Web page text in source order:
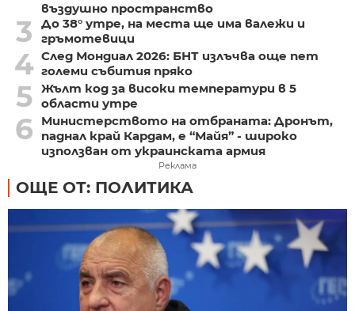
въздушно пространство
3
До 38° утре, на места ще има валежи и
гръмотевици
4 След Мондиал 2026: БНТ излъчва още пет
големи събития пряко
5 Жълт код за високи температури в 5
области утре
6
Министерството на отбраната: Дронът,
паднал край Кардам, е “Майя” - широко
използван от украинската армия
Реклама
ОЩЕ ОТ: ПОЛИТИКА